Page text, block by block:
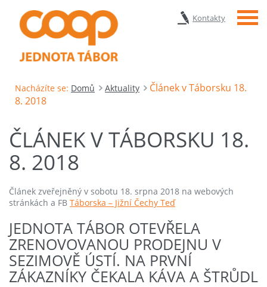
Kontakty Menu
Nacházíte se: Domů Aktuality
Článek v Táborsku 18.
8. 2018
ČLÁNEK V TÁBORSKU 18.
8. 2018
Článek zveřejněný v sobotu 18. srpna 2018 na webových
stránkách a FB Táborska – Jižní Čechy Teď
JEDNOTA TÁBOR OTEVŘELA
ZRENOVOVANOU PRODEJNU V
SEZIMOVĚ ÚSTÍ. NA PRVNÍ
ZÁKAZNÍKY ČEKALA KÁVA A ŠTRŮDL